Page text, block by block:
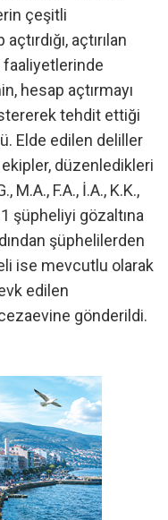
çeşitli
açtırılan
faaliyetlerinde
hesap açtırmayı
tehdit ettiği
Elde edilen deliller
düzenledikleri
M.A., F.A., İ.A., K.K.,
şüpheliyi gözaltına
şüphelilerden
ise mevcutlu olarak
edilen
gönderildi.